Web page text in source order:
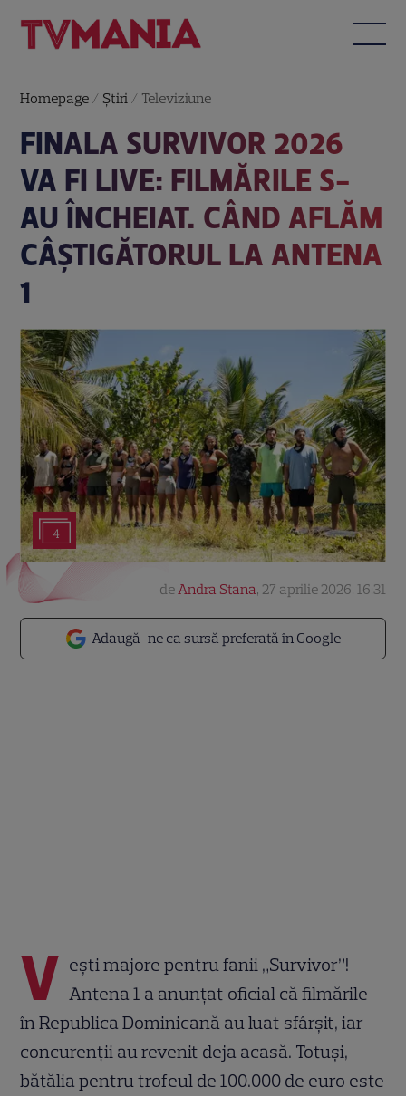
Homepage / Știri / Televiziune
FINALA SURVIVOR 2026
VA FI LIVE: FILMĂRILE S-
AU ÎNCHEIAT. CÂND AFLĂM
CÂȘTIGĂTORUL LA ANTENA
1
4
Adaugă-ne ca sursă preferată în Google
deAndra Stana, 27 aprilie 2026, 16:31
V ești majore pentru fanii „Survivor”!
Antena 1 a anunțat oficial că filmările
în Republica Dominicană au luat sfârșit, iar
concurenții au revenit deja acasă. Totuși,
bătălia pentru trofeul de 100.000 de euro este